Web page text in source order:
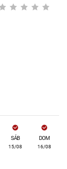
SÁB
15/08
DOM
16/08